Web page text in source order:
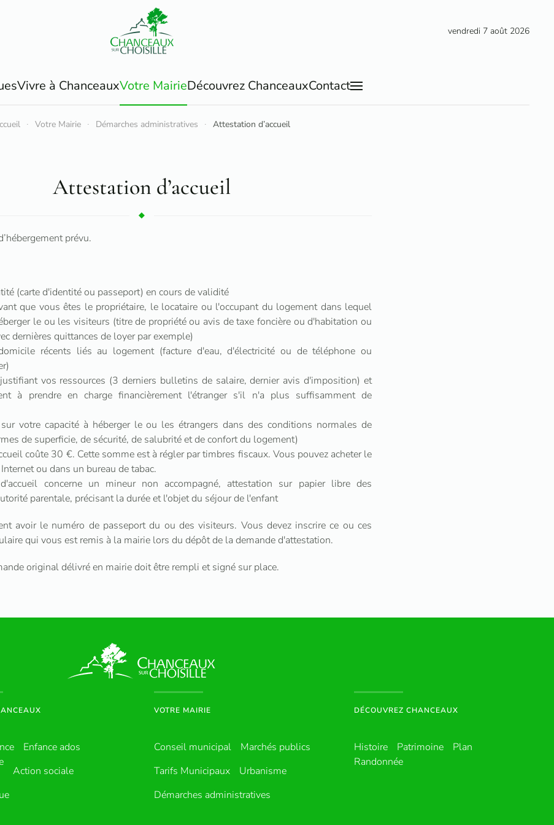
vendredi 7 août 2026
Vivre à ChanceauxVotre MairieDécouvrez ChanceauxContact
Votre Mairie Démarches administratives Attestation d’accueil
Attestation d’accueil
prévu.
(carte d'identité ou passeport) en cours de validité
que vous êtes le propriétaire, le locataire ou l'occupant du logement dans lequel
le ou les visiteurs (titre de propriété ou avis de taxe foncière ou d'habitation ou
dernières quittances de loyer par exemple)
récents liés au logement (facture d'eau, d'électricité ou de téléphone ou
vos ressources (3 derniers bulletins de salaire, dernier avis d'imposition) et
à prendre en charge financièrement l'étranger s'il n'a plus suffisamment de
votre capacité à héberger le ou les étrangers dans des conditions normales de
de superficie, de sécurité, de salubrité et de confort du logement)
coûte 30 €. Cette somme est à régler par timbres fiscaux. Vous pouvez acheter le
ou dans un bureau de tabac.
concerne un mineur non accompagné, attestation sur papier libre des
parentale, précisant la durée et l'objet du séjour de l'enfant
avoir le numéro de passeport du ou des visiteurs. Vous devez inscrire ce ou ces
qui vous est remis à la mairie lors du dépôt de la demande d'attestation.
original délivré en mairie doit être rempli et signé sur place.
Enfance ados
Action sociale
VOTRE MAIRIE
Conseil municipal
Marchés publics
Tarifs Municipaux
Urbanisme
Démarches administratives
DÉCOUVREZ CHANCEAUX
Histoire Patrimoine
Plan
Randonnée